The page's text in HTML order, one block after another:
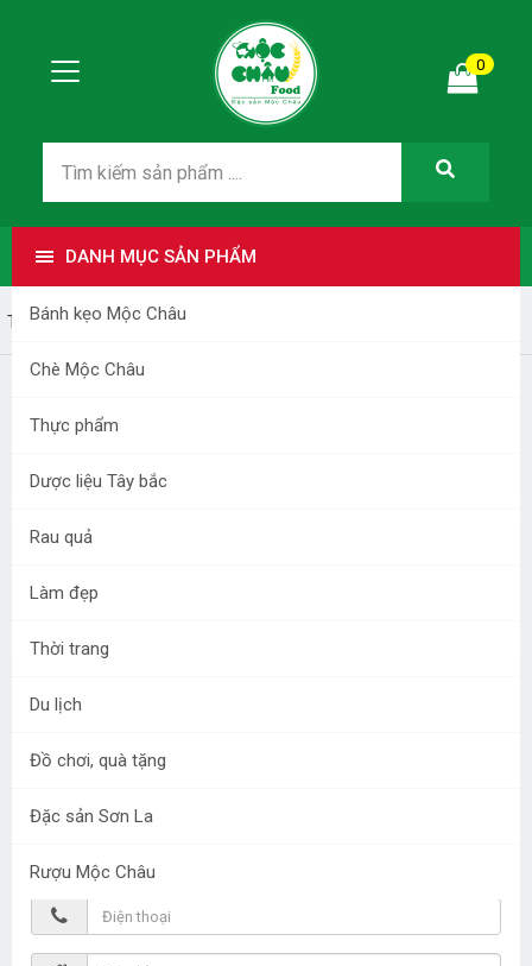
0
DANH MỤC SẢN PHẨM
Bánh kẹo Mộc Châu
Chè Mộc Châu
Thực phẩm
Dược liệu Tây bắc
Rau quả
Làm đẹp
Thời trang
Du lịch
Đồ chơi, quà tặng
Đặc sản Sơn La
Rượu Mộc Châu
Trang nhất Liên hệ
Bộ phận hỗ trợ khách hàng
Điện thoại: